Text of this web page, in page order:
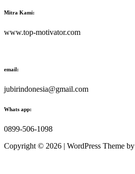
Mitra Kami:
www.top-motivator.com
email:
jubirindonesia@gmail.com
Whats app:
0899-506-1098
Copyright © 2026 | WordPress Theme by